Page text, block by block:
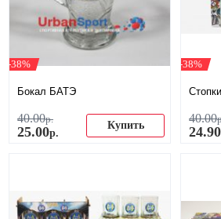
-38%
Бокал БАТЭ
40.00р.
25.00р.
Купить
-38%
40.00
24.90